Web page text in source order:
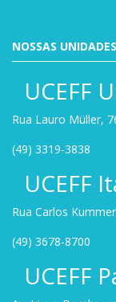
NOSSAS UNIDADES
UCEFF
Rua Lauro Müller,
(49) 3319-3838
UCEFF
Rua Carlos
(49) 3678-8700
UCEFF